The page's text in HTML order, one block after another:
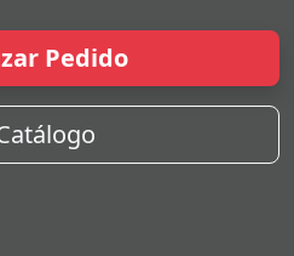
Pedido